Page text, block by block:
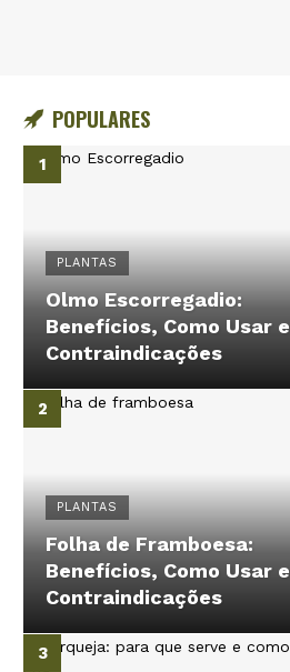
POPULARES
PLANTAS
Olmo Escorregadio:
Benefícios, Como Usar e
Contraindicações
PLANTAS
Folha de Framboesa:
Benefícios, Como Usar e
Contraindicações